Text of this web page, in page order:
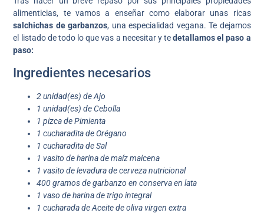
alimenticias, te vamos a enseñar como elaborar unas ricas
salchichas de garbanzos, una especialidad vegana. Te dejamos
el listado de todo lo que vas a necesitar y tedetallamos el paso a
paso:
Ingredientes necesarios
2 unidad(es) de Ajo
1 unidad(es) de Cebolla
1 pizca de Pimienta
1 cucharadita de Orégano
1 cucharadita de Sal
1 vasito de harina de maíz maicena
1 vasito de levadura de cerveza nutricional
400 gramos de garbanzo en conserva en lata
1 vaso de harina de trigo integral
1 cucharada de Aceite de oliva virgen extra